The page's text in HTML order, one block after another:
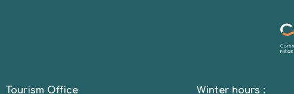
Tourism Office Winter hours :